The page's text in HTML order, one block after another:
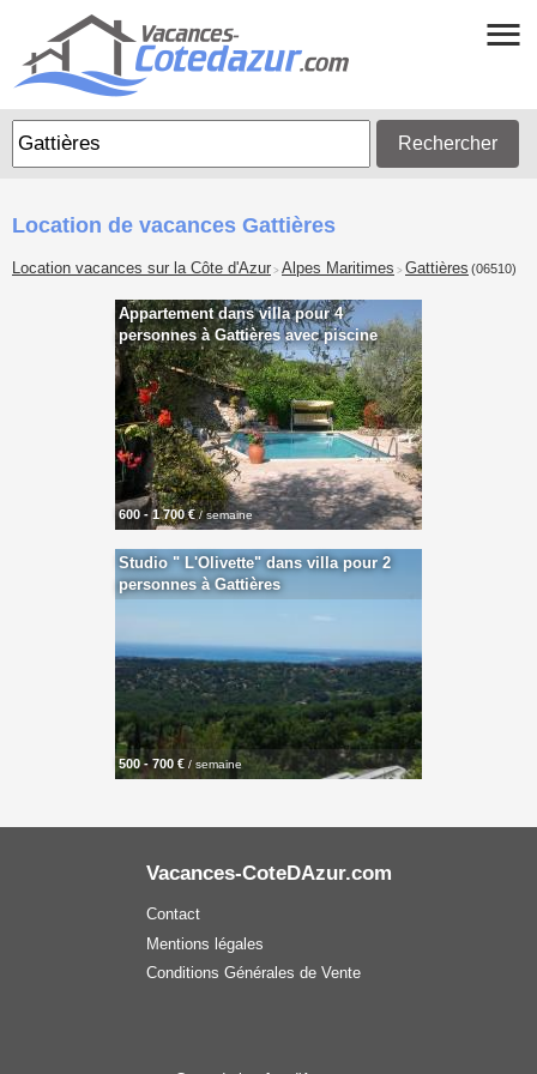
Rechercher
Location de vacances Gattières
Location vacances sur la Côte d'Azur > Alpes Maritimes > Gattières (06510)
Appartement dans villa pour 4
personnes à Gattières avec piscine
600 - 1 700 €/ semaine
Studio " L'Olivette" dans villa pour 2
personnes à Gattières
500 - 700 € / semaine
Vacances-CoteDAzur.com
Contact
Mentions légales
Conditions Générales de Vente